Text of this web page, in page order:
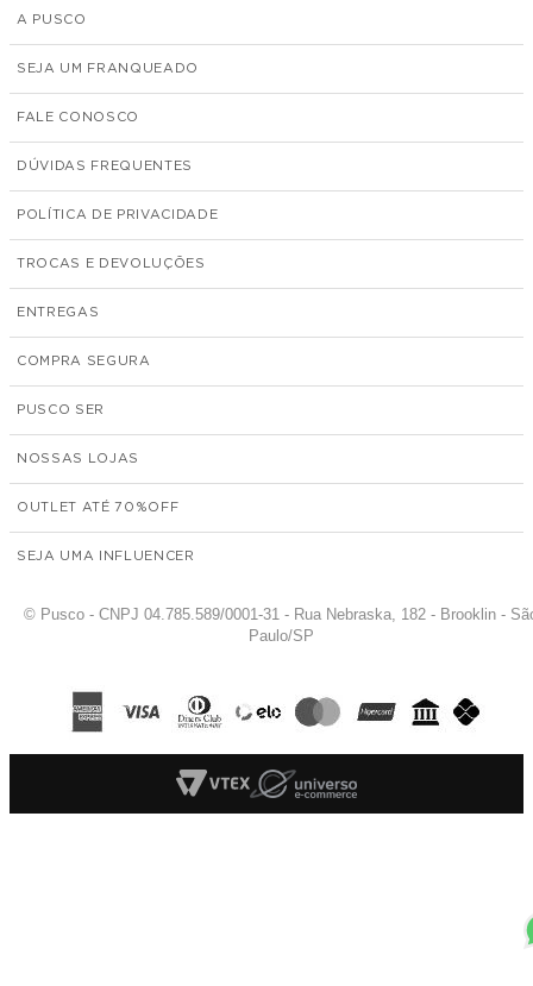
A PUSCO
SEJA UM FRANQUEADO
FALE CONOSCO
DÚVIDAS FREQUENTES
POLÍTICA DE PRIVACIDADE
TROCAS E DEVOLUÇÕES
ENTREGAS
COMPRA SEGURA
PUSCO SER
NOSSAS LOJAS
OUTLET ATÉ 70%
SEJA UMA INFLUENCER
© Pusco - CNPJ 04.785.589/0001-31 - Rua Nebraska, 182 - Brooklin -
Paulo/SP